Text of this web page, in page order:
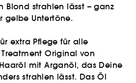
Blond strahlen lässt – ganz
gelbe Untertöne.
extra Pflege für alle
Original von
mit Arganöl, das Deine
strahlen lässt. Das Öl